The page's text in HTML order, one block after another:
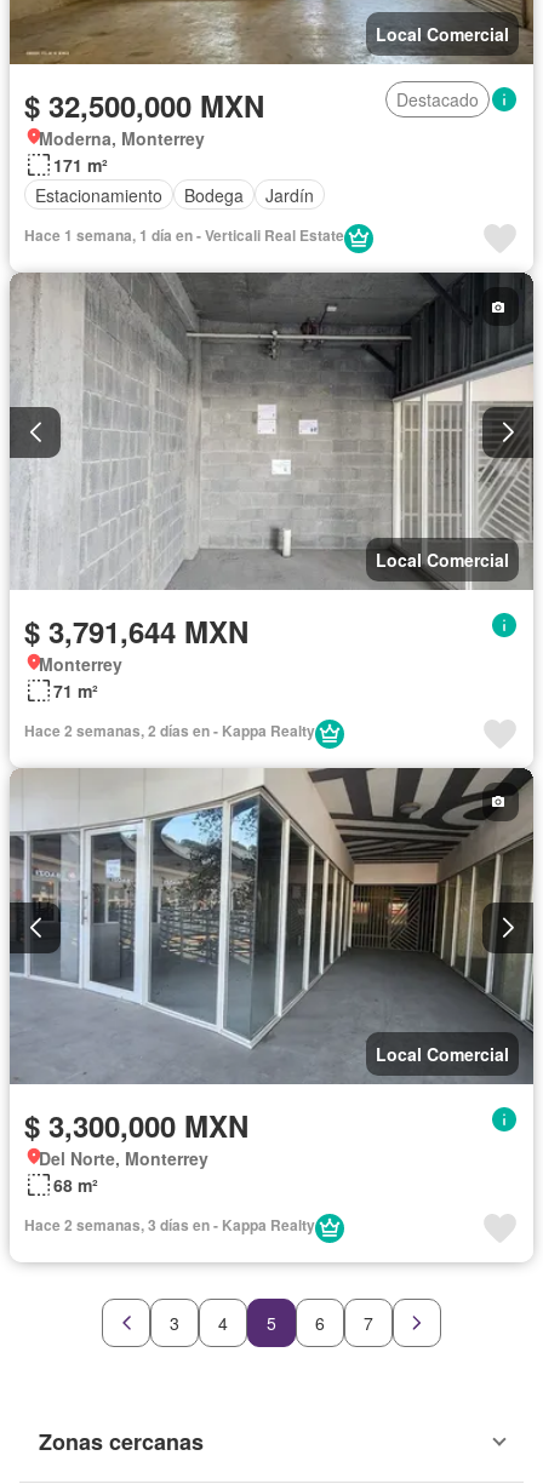
Local Comercial
$ 32,500,000 MXN
Destacado
Moderna, Monterrey
171 m²
Estacionamiento
Bodega Jardín
Hace 1 semana, 1 día en - Verticali Real Estate
Local Comercial
$ 3,791,644 MXN
Monterrey
71 m²
Hace 2 semanas, 2 días en - Kappa Realty
Local Comercial
$ 3,300,000 MXN
Del Norte, Monterrey
68 m²
Hace 2 semanas, 3 días en - Kappa Realty
3 4 5 6 7
Zonas cercanas